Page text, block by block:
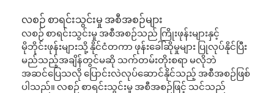
လစဉ် စာရင်းသွင်းမှု အစီအစဉ်များ
လစဉ် စာရင်းသွင်းမှု အစီအစဉ်သည် ကြိုးဖုန်းများနှင့်
မိုဘိုင်းဖုန်းများသို့ နိုင်ငံတကာ ဖုန်းခေါ်ဆိုမှုများ ပြုလုပ်နိုင်ပြီး
မည်သည့်အချိန်တွင်မဆို သက်တမ်းတိုးစရာ မလိုဘဲ
အဆင်ပြေသလို ပြောင်းလဲလုပ်ဆောင်နိုင်သည့် အစီအစဉ်ဖြစ်
ပါသည်။ လစဉ် စာရင်းသွင်းမှု အစီအစဉ်ဖြင့် သင်သည်